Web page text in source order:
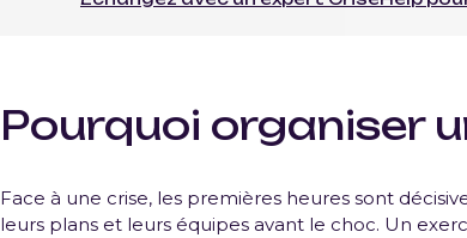
Pourquoi organiser
Face à une crise, les premières heures sont
leurs plans et leurs équipes avant le choc. Un